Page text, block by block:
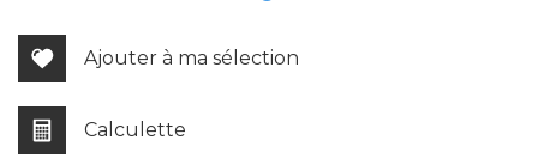
Ajouter à ma sélection
Calculette